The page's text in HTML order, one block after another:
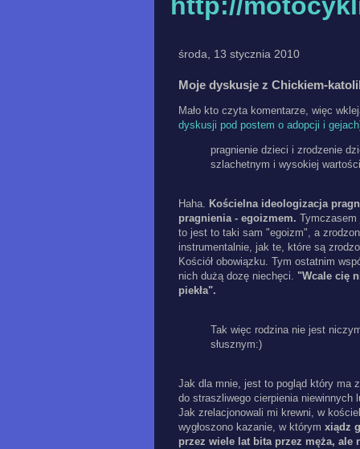
środa, 13 stycznia 2010
Moje dyskusje z Chickiem-
Mało kto czyta komentarze, więc
dyskusji pod postem o adopcji i gejach
pragnienie dzieci i zrodzenie
szlachetnym i wysokiej
Haha. Kościelna ideologizacja
pragnienia - egoizmem.
to jest to taki sam "egoizm", a
instrumentalnie, jak te, które są
Kościół obowiązku. Tym ostatnim
nich dużą dozę niechęci. "Wcale cię
piekła".
Tak więc rodzina nie jest
słusznym:)
Jak dla mnie, jest to pogląd który ma
do straszliwego cierpienia niewinnych
Jak zrelacjonowali mi krewni, w
wygłoszono kazanie, w którym xiądz
przez wiele lat bita przez męża, ale